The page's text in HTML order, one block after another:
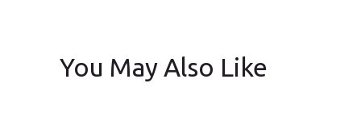
You May Also Like